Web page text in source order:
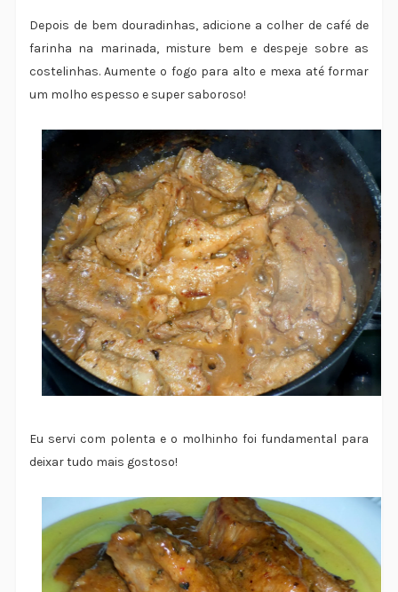
Depois de bem douradinhas, adicione a colher de café de
farinha na marinada, misture bem e despeje sobre as
costelinhas. Aumente o fogo para alto e mexa até formar
um molho espesso e super saboroso!
Eu servi com polenta e o molhinho foi fundamental para
deixar tudo mais gostoso!